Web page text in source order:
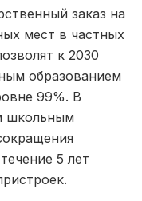
заказ на
мест в частных
к 2030
образованием
99%. В
школьным
5 лет